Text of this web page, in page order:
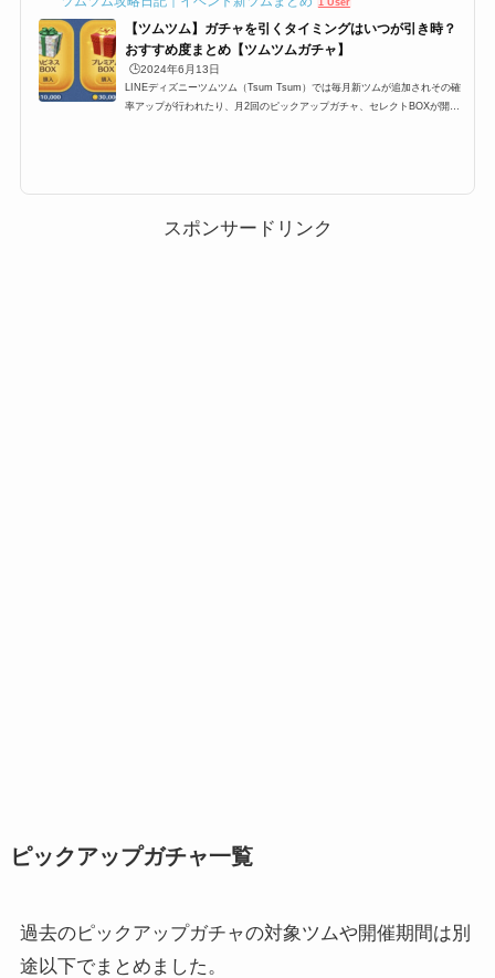
【ツムツム】ガチャを引くタイミングはいつが引き時？
おすすめ度まとめ【ツムツムガチャ】
🕒️2024年6月13日
LINEディズニーツムツム（Tsum Tsum）では毎月新ツムが追加されその確
率アップが行われたり、月2回のピックアップガチャ、セレクトBOXが開催
ツム（Tsum Tsum）では毎月新ツムが...
スポンサードリンク
ピックアップガチャ一覧
過去のピックアップガチャの対象ツムや開催期間は別
途以下でまとめました。